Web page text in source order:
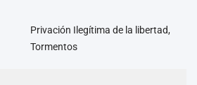
Privación Ilegítima de la libertad,
Tormentos